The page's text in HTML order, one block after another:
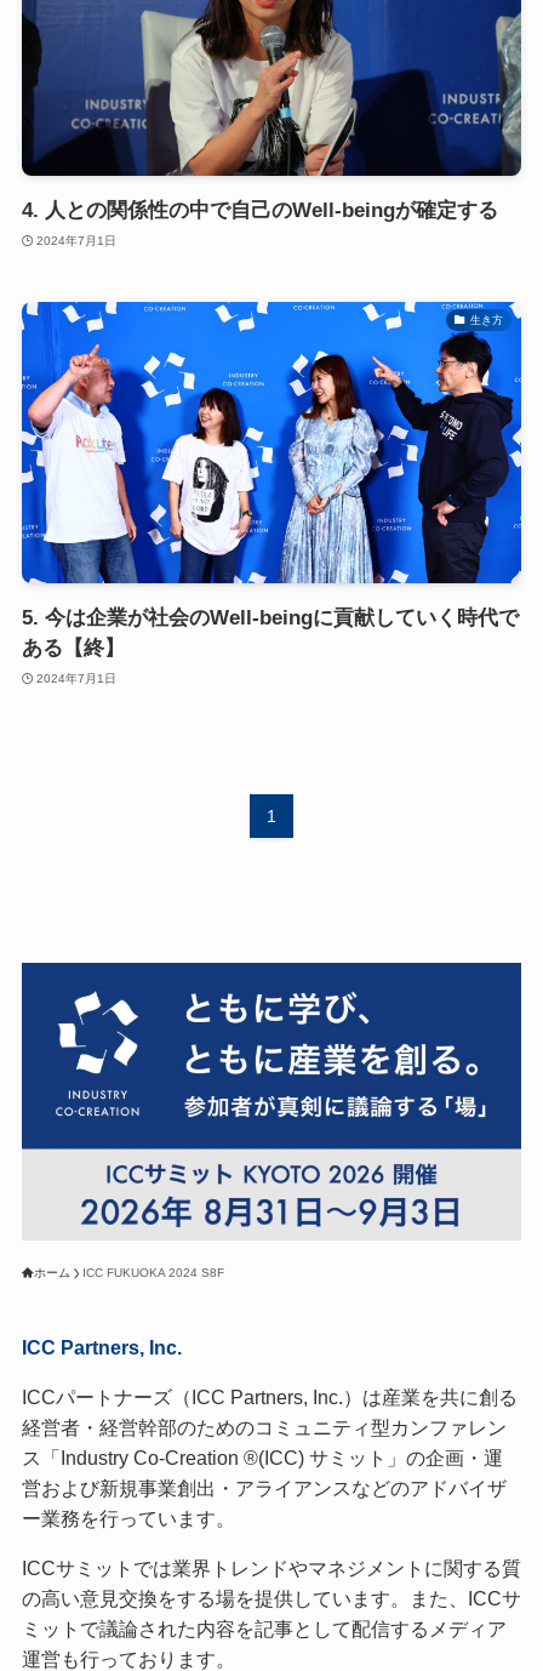
4. 人との関係性の中で自己のWell-beingが確定する
2024年7月1日
生き方
5. 今は企業が社会のWell-beingに貢献していく時代で
ある【終】
2024年7月1日
1
ホーム ICC FUKUOKA 2024 S8F
ICC Partners, Inc.
ICCパートナーズ（ICC Partners, Inc.）は産業を共に創る
経営者・経営幹部のためのコミュニティ型カンファレン
ス「Industry Co-Creation ®(ICC) サミット」の企画・運
営および新規事業創出・アライアンスなどのアドバイザ
ー業務を行っています。
ICCサミットでは業界トレンドやマネジメントに関する質
の高い意見交換をする場を提供しています。また、ICCサ
ミットで議論された内容を記事として配信するメディア
運営も行っております。